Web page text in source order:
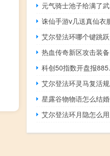
元气骑士池子给满了
诛仙手游v几送真仙衣
艾尔登法环哪个键跳跃
热血传奇新区攻击装备
科创50指数开盘报
艾尔登法环灵马复活
星露谷物物语怎么结婚
艾尔登法环月隐怎么